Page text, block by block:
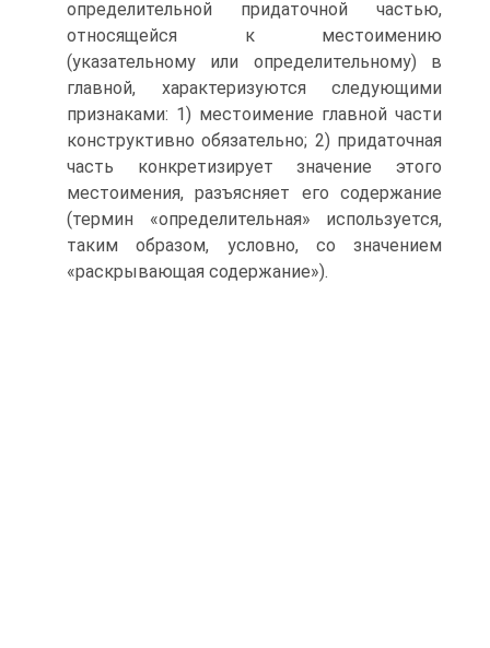
определительной придаточной частью,
относящейся к местоимению
(указательному или определительному) в
главной, характеризуются следующими
признаками: 1) местоимение главной части
конструктивно обязательно; 2) придаточная
часть конкретизирует значение этого
местоимения, разъясняет его содержание
(термин «определительная» используется,
таким образом, условно, со значением
«раскрывающая содержание»).